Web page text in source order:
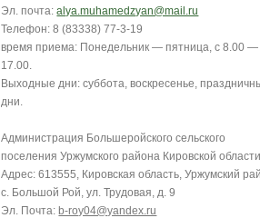
Эл. почта:alya.muhamedzyan@mail.ru
Телефон: 8 (83338) 77-3-19
время приема: Понедельник — пятница, с 8.00 —
17.00.
Выходные дни: суббота, воскресенье,
дни.
Администрация Большеройского сельского
поселения Уржумского района Кировской
Адрес: 613555, Кировская область, Уржумский
с. Большой Рой, ул. Трудовая, д. 9
Эл. Почта:b-roy04@yandex.ru